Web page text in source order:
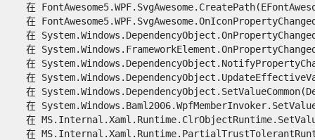
在
在
在
在
在
在
在
在
在
在